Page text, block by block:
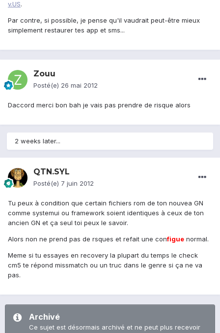
v.US.
Par contre, si possible, je pense qu'il vaudrait peut-être mieux
simplement restaurer tes app et sms...
Zouu
Posté(e) 26 mai 2012
Daccord merci bon bah je vais pas prendre de risque alors
2 weeks later...
QTN.SYL
Posté(e) 7 juin 2012
Tu peux à condition que certain fichiers rom de ton nouvea GN
comme systemui ou framework soient identiques à ceux de ton
ancien GN et ça seul toi peux le savoir.
Alors non ne prend pas de rsques et refait une configue normal.
Meme si tu essayes en recovery la plupart du temps le check
cm5 te répond missmatch ou un truc dans le genre si ça ne va
pas.
Archivé
Ce sujet est désormais archivé et ne peut plus recevoir